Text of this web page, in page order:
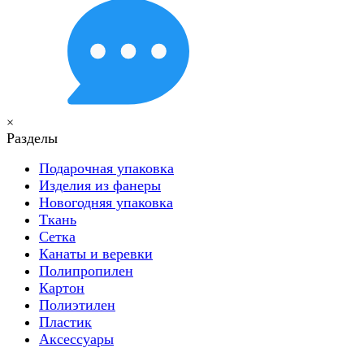
×
Разделы
Подарочная упаковка
Изделия из фанеры
Новогодняя упаковка
Ткань
Сетка
Канаты и веревки
Полипропилен
Картон
Полиэтилен
Пластик
Аксессуары